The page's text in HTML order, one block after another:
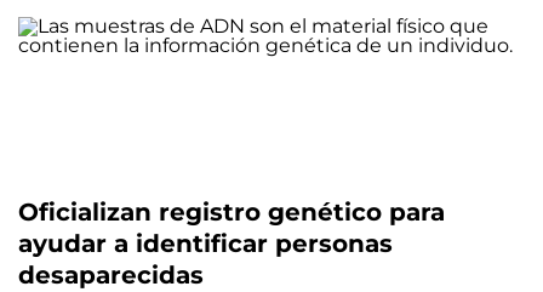
Oficializan registro genético para
ayudar a identificar personas
desaparecidas